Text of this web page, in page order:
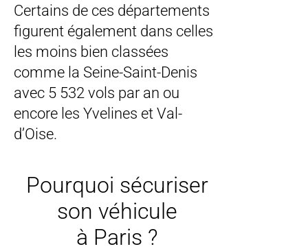
Certains de ces départements
figurent également dans celles
les moins bien classées
comme la Seine-Saint-Denis
avec 5 532 vols par an ou
encore les Yvelines et Val-
d’Oise.
Pourquoi sécuriser
son véhicule
à Paris ?